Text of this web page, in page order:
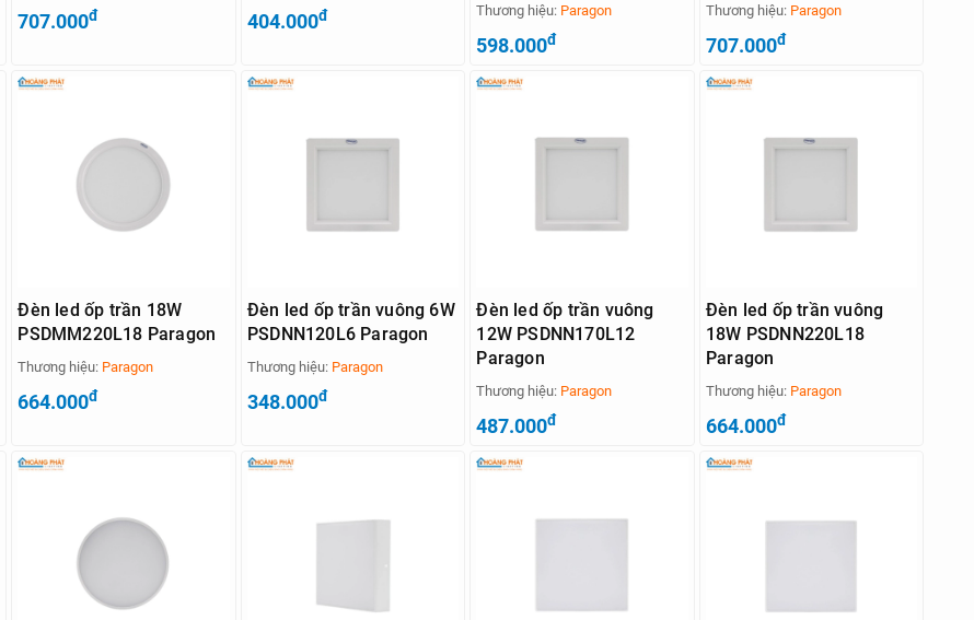
707.000đ 404.000đ Thương hiệu: Paragon
598.000đ
Thương hiệu: Paragon
707.000đ
Đèn led ốp trần 18W
PSDMM220L18 Paragon
Thương hiệu: Paragon
664.000đ
Đèn led ốp trần vuông 6W
PSDNN120L6 Paragon
Thương hiệu: Paragon
348.000đ
Đèn led ốp trần vuông
12W PSDNN170L12
Paragon
Thương hiệu: Paragon
487.000đ
Đèn led ốp trần vuông
18W PSDNN220L18
Paragon
Thương hiệu: Paragon
664.000đ